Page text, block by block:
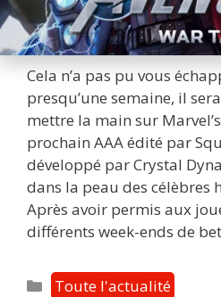
Cela n’a pas pu vous
presqu’une semaine, il
mettre la main sur
prochain AAA édité par
développé par Crystal
dans la peau des célèbres
Après avoir permis aux
différents week-ends de
Catégories
Toute l'actualité